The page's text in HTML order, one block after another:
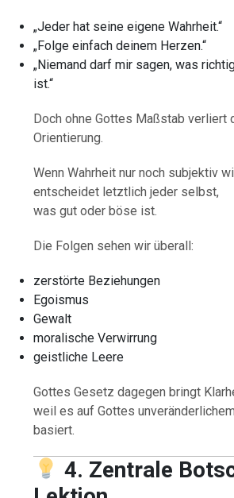
„Jeder hat seine eigene Wahrheit.“
„Folge einfach deinem Herzen.“
„Niemand darf mir sagen, was
ist.“
Doch ohne Gottes Maßstab verliert
Orientierung.
Wenn Wahrheit nur noch subjektiv
entscheidet letztlich jeder selbst,
was gut oder böse ist.
Die Folgen sehen wir überall:
zerstörte Beziehungen
Egoismus
Gewalt
moralische Verwirrung
geistliche Leere
Gottes Gesetz dagegen bringt
weil es auf Gottes
basiert.
4. Zentrale